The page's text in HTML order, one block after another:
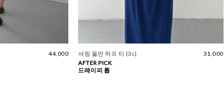
44,000
셔링 돌먼 하프 티 (3c)
31,000
AFTER PICK
드레이피 톱